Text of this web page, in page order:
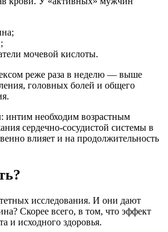
мочевой кислоты.
реже раза в неделю — выше
головных болей и общего
интим необходим возрастным
сердечно-сосудистой системы в
влияет и на продолжительность
исследования. И они дают
Скорее всего, в том, что эффект
и исходного здоровья.